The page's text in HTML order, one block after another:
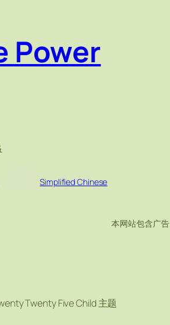
Power
Simplified Chinese
本网站包含广告
Twenty Five Child 主题